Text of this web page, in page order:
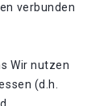
verbunden
Wir nutzen
(d.h.